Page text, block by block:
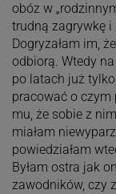
obóz w
trudną zagrywkę i
Dogryzałam im,
odbiorą. Wtedy
po latach już
pracować o czym
mu, że sobie z
miałam
powiedziałam
Byłam ostra jak
zawodników, czy